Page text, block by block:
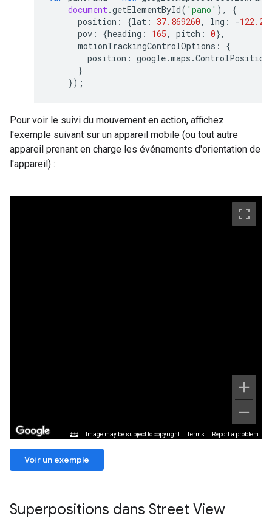
document.getElementById( 'pano' ),
{
position : {lat : 37.869260, lng : -
pov : {heading : 165, pitch : 0},
motionTrackingControlOptions :
{
position : google.maps .ControlPosition
}
});
Pour voir le suivi du mouvement en action, affichez
l'exemple suivant sur un appareil mobile (ou tout autre
appareil prenant en charge les événements d'orientation de
l'appareil) :
Voir un exemple
Superpositions dans Street View